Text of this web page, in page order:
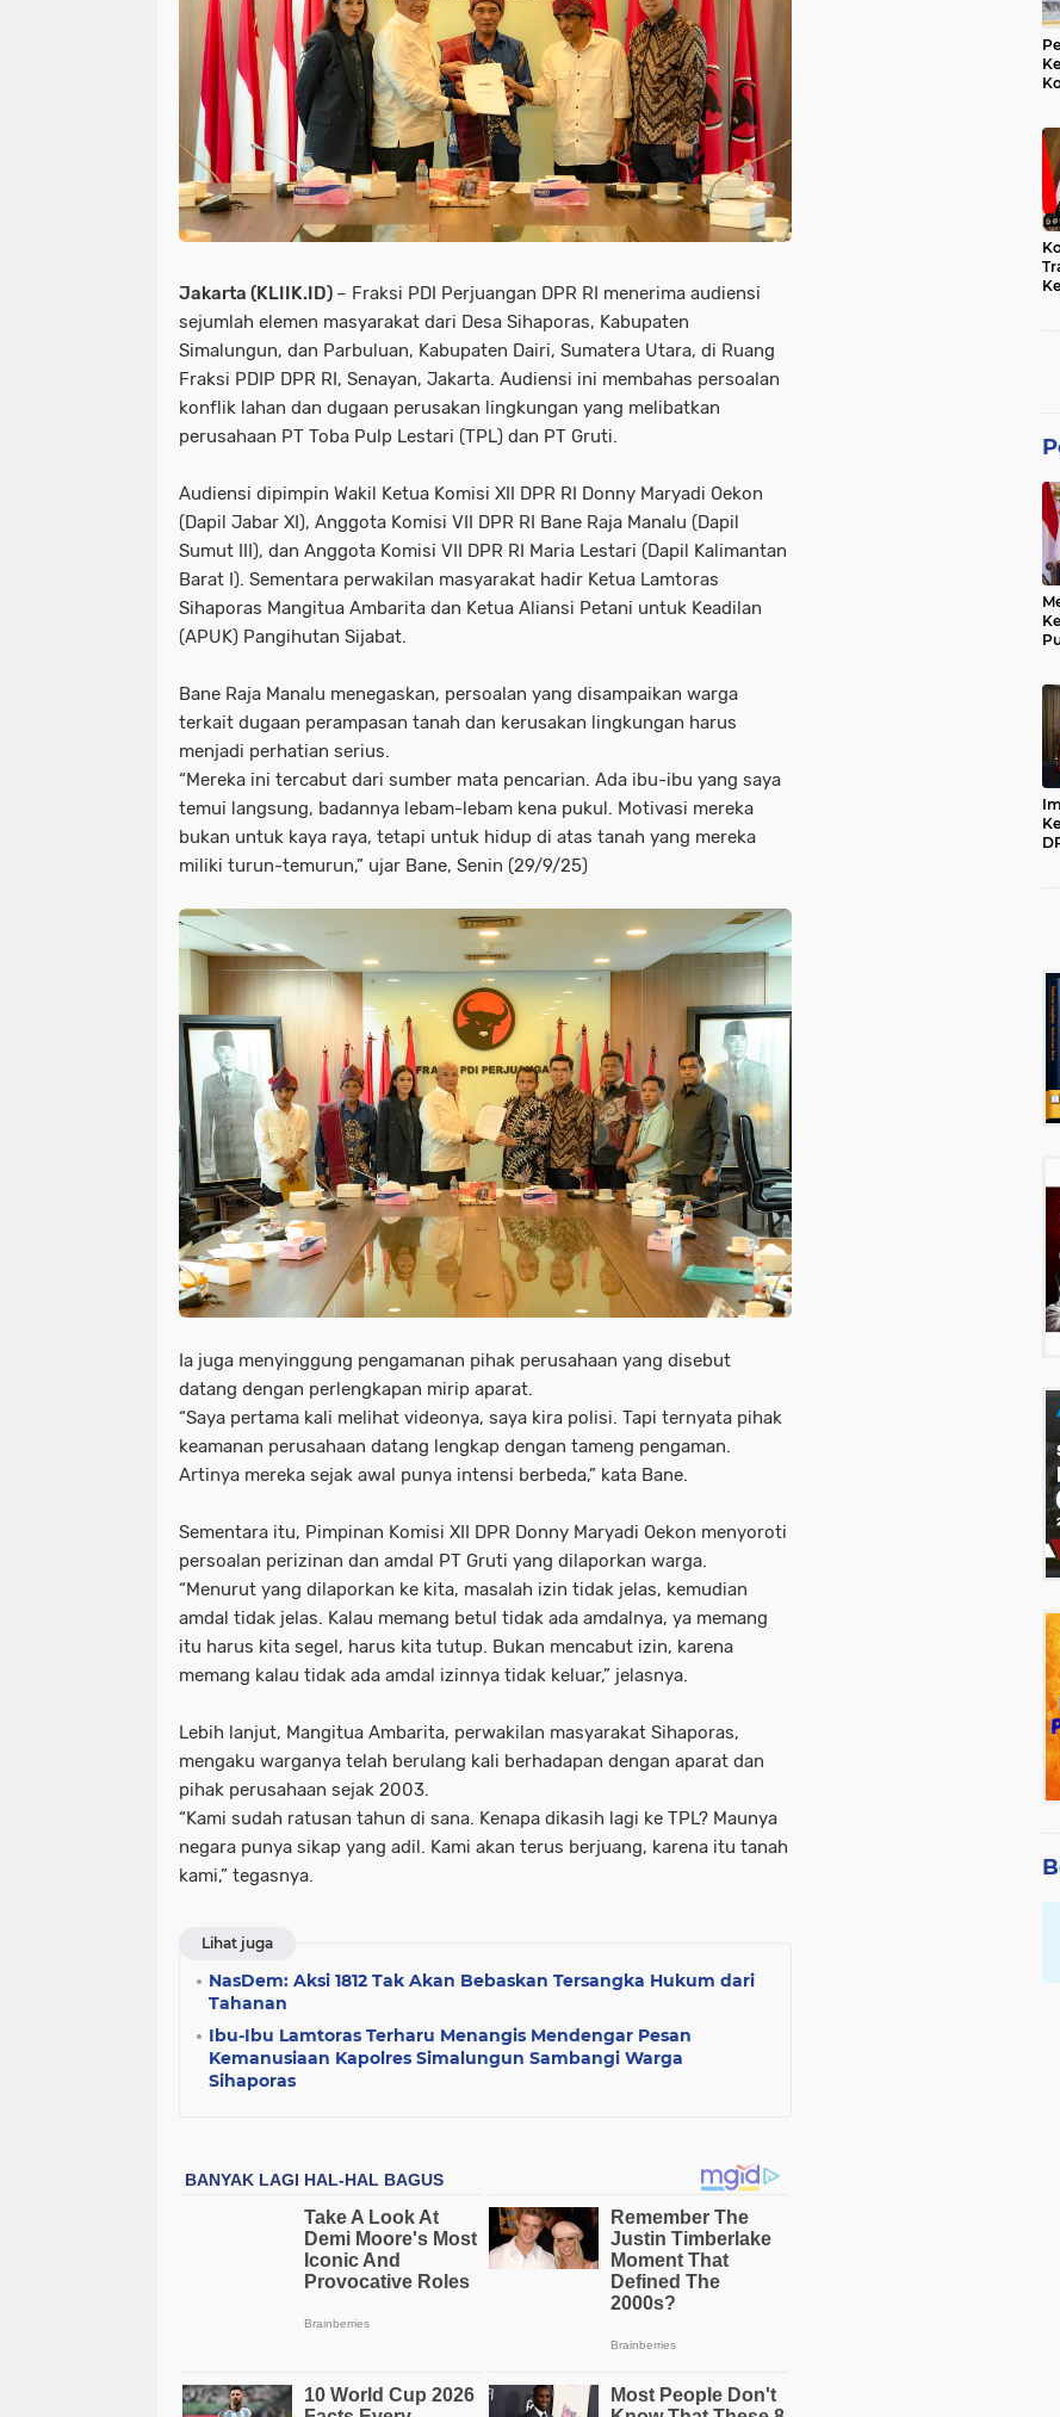
Jakarta (KLIIK.ID) – Fraksi PDI Perjuangan DPR RI menerima audiensi
sejumlah elemen masyarakat dari Desa Sihaporas, Kabupaten
Simalungun, dan Parbuluan, Kabupaten Dairi, Sumatera Utara, di Ruang
Fraksi PDIP DPR RI, Senayan, Jakarta. Audiensi ini membahas persoalan
konflik lahan dan dugaan perusakan lingkungan yang melibatkan
perusahaan PT Toba Pulp Lestari (TPL) dan PT Gruti.
Audiensi dipimpin Wakil Ketua Komisi XII DPR RI Donny Maryadi Oekon
(Dapil Jabar XI), Anggota Komisi VII DPR RI Bane Raja Manalu (Dapil
Sumut III), dan Anggota Komisi VII DPR RI Maria Lestari (Dapil Kalimantan
Barat I). Sementara perwakilan masyarakat hadir Ketua Lamtoras
Sihaporas Mangitua Ambarita dan Ketua Aliansi Petani untuk Keadilan
(APUK) Pangihutan Sijabat.
Bane Raja Manalu menegaskan, persoalan yang disampaikan warga
terkait dugaan perampasan tanah dan kerusakan lingkungan harus
menjadi perhatian serius.
“Mereka ini tercabut dari sumber mata pencarian. Ada ibu-ibu yang saya
temui langsung, badannya lebam-lebam kena pukul. Motivasi mereka
bukan untuk kaya raya, tetapi untuk hidup di atas tanah yang mereka
miliki turun-temurun,” ujar Bane, Senin (29/9/25)
Ia juga menyinggung pengamanan pihak perusahaan yang disebut
datang dengan perlengkapan mirip aparat.
“Saya pertama kali melihat videonya, saya kira polisi. Tapi ternyata pihak
keamanan perusahaan datang lengkap dengan tameng pengaman.
Artinya mereka sejak awal punya intensi berbeda,” kata Bane.
Sementara itu, Pimpinan Komisi XII DPR Donny Maryadi Oekon menyoroti
persoalan perizinan dan amdal PT Gruti yang dilaporkan warga.
“Menurut yang dilaporkan ke kita, masalah izin tidak jelas, kemudian
amdal tidak jelas. Kalau memang betul tidak ada amdalnya, ya memang
itu harus kita segel, harus kita tutup. Bukan mencabut izin, karena
memang kalau tidak ada amdal izinnya tidak keluar,” jelasnya.
Lebih lanjut, Mangitua Ambarita, perwakilan masyarakat Sihaporas,
mengaku warganya telah berulang kali berhadapan dengan aparat dan
pihak perusahaan sejak 2003.
“Kami sudah ratusan tahun di sana. Kenapa dikasih lagi ke TPL? Maunya
negara punya sikap yang adil. Kami akan terus berjuang, karena itu tanah
kami,” tegasnya.
Lihat juga
NasDem: Aksi 1812 Tak Akan Bebaskan Tersangka Hukum dari
Tahanan
Ibu-Ibu Lamtoras Terharu Menangis Mendengar Pesan
Kemanusiaan Kapolres Simalungun Sambangi Warga
Sihaporas